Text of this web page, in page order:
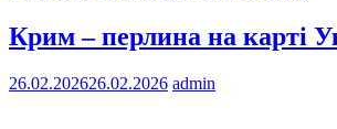
Крим – перлина на карті
26.02.202626.02.2026 admin